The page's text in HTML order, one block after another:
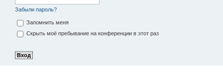
Забыли пароль?
Запомнить меня
Скрыть моё пребывание на конференции в этот раз